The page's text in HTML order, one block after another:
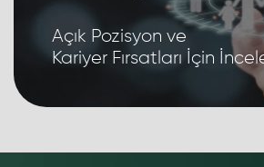
Açık Pozisyon ve
Kariyer Fırsatları İçin